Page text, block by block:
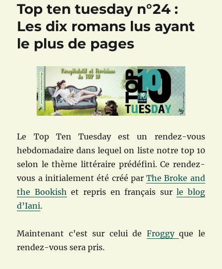
et
vous
le
goût
d’y
Top ten tuesday n°24 :
Les dix romans lus ayant
le plus de pages
Le Top Ten Tuesday est un rendez-vous
hebdomadaire dans lequel on liste notre top 10
selon le thème littéraire prédéfini. Ce rendez-
vous a initialement été créé parThe Broke and
the Bookish et repris en français surle blog
d’Iani.
Maintenant c’est sur celui de Froggyque le
rendez-vous sera pris.